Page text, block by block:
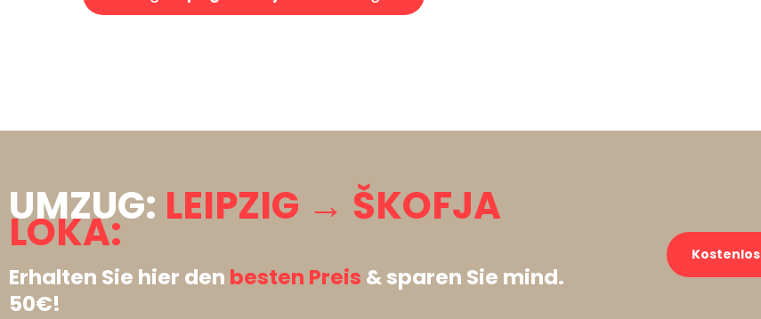
UMZUG: LEIPZIG → ŠKOFJA
LOKA:
Erhalten Sie hier den besten Preis & sparen Sie mind.
50€!